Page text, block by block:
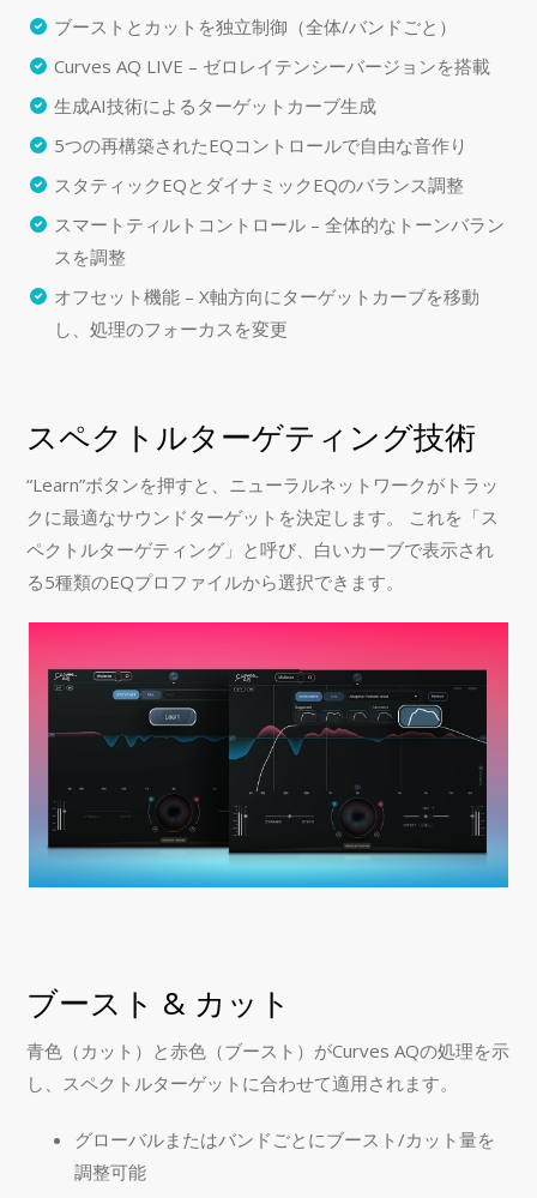
ブーストとカットを独立制御（全体/バンドごと）
Curves AQ LIVE – ゼロレイテンシーバージョンを搭載
生成AI技術によるターゲットカーブ生成
5つの再構築されたEQコントロールで自由な音作り
スタティックEQとダイナミックEQのバランス調整
スマートティルトコントロール – 全体的なトーンバラン
スを調整
オフセット機能 – X軸方向にターゲットカーブを移動
し、処理のフォーカスを変更
スペクトルターゲティング技術
“Learn”ボタンを押すと、ニューラルネットワークがトラッ
クに最適なサウンドターゲットを決定します。 これを「ス
ペクトルターゲティング」と呼び、白いカーブで表示され
る5種類のEQプロファイルから選択できます。
ブースト & カット
青色（カット）と赤色（ブースト）がCurves AQの処理を示
し、スペクトルターゲットに合わせて適用されます。
グローバルまたはバンドごとにブースト/カット量を
調整可能